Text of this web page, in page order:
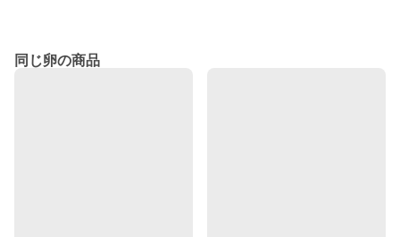
同じ卵の商品